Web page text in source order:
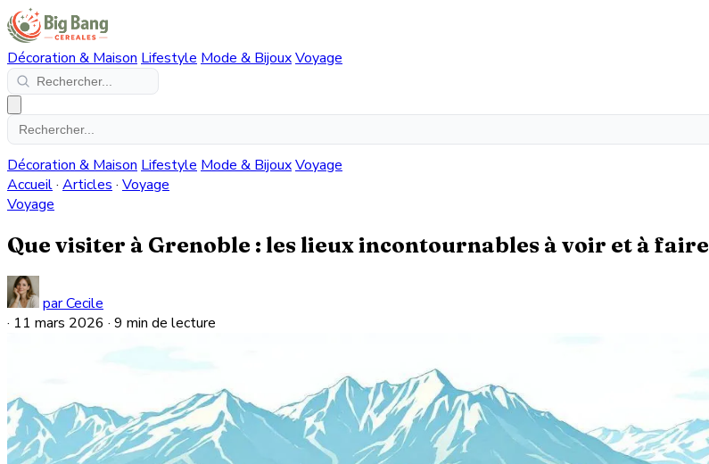
Décoration & Maison Lifestyle Mode & BijouxVoyage
Décoration & Maison Lifestyle Mode & BijouxVoyage
Accueil· Articles · Voyage
Voyage
Que visiter à Grenoble : les lieux incontournables à voir et à faire
par Cecile
· 11 mars 2026 · 9 min de lecture